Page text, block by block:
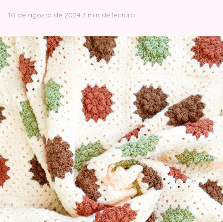
10 de agosto de 2024·7 min de lectura